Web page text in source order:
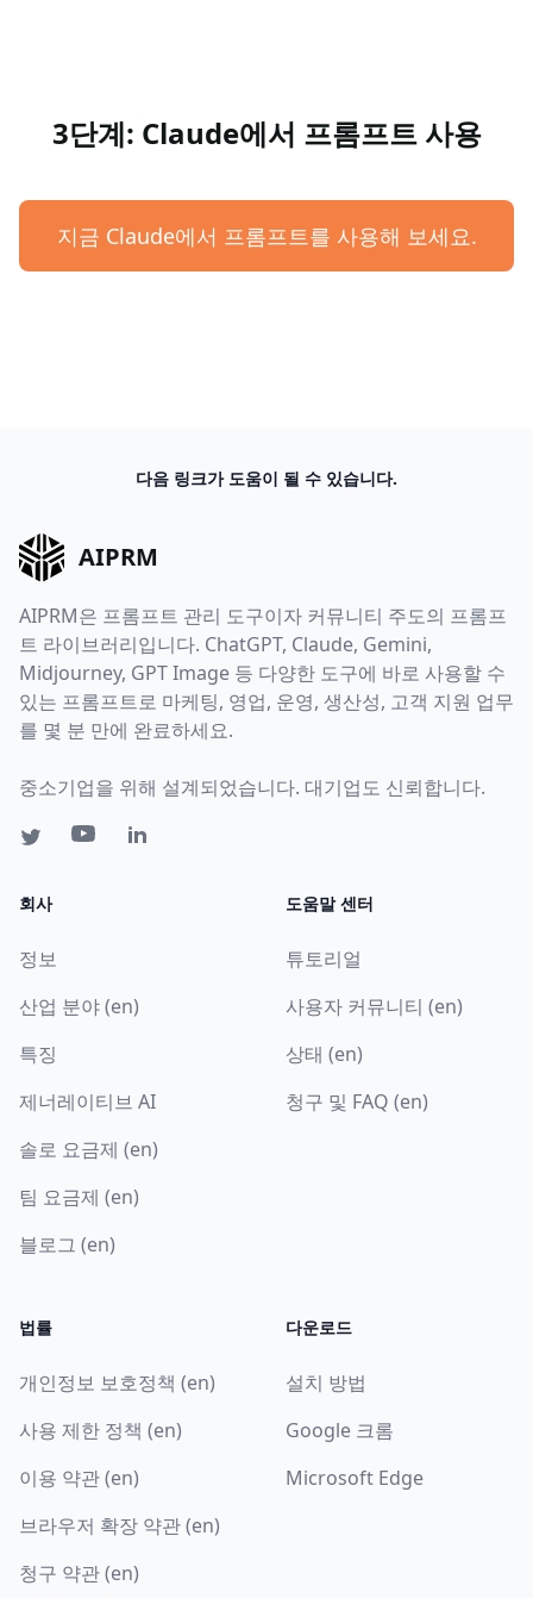
3단계: Claude에서 프롬프트 사용
지금 Claude에서 프롬프트를 사용해 보세요.
다음 링크가 도움이 될 수 있습니다.
AIPRM
AIPRM은 프롬프트 관리 도구이자 커뮤니티 주도의 프롬프
트 라이브러리입니다. ChatGPT, Claude, Gemini,
Midjourney, GPT Image 등 다양한 도구에 바로 사용할 수
있는 프롬프트로 마케팅, 영업, 운영, 생산성, 고객 지원 업무
를 몇 분 만에 완료하세요.
중소기업을 위해 설계되었습니다. 대기업도 신뢰합니다.
회사
정보
산업 분야 (en)
특징
제너레이티브 AI
솔로 요금제 (en)
팀 요금제 (en)
블로그 (en)
도움말 센터
튜토리얼
사용자 커뮤니티 (en)
상태 (en)
청구 및 FAQ (en)
법률
개인정보 보호정책 (en)
사용 제한 정책 (en)
이용 약관 (en)
브라우저 확장 약관 (en)
청구 약관 (en)
다운로드
설치 방법
Google 크롬
Microsoft Edge